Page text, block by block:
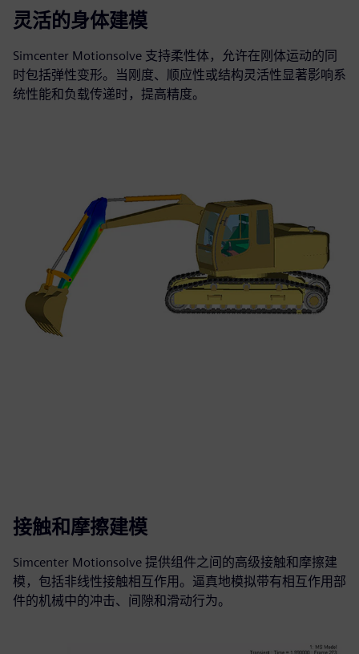
灵活的身体建模
Simcenter Motionsolve 支持柔性体，允许在刚体运动的同
时包括弹性变形。当刚度、顺应性或结构灵活性显著影响系
统性能和负载传递时，提高精度。
接触和摩擦建模
Simcenter Motionsolve 提供组件之间的高级接触和摩擦建
模，包括非线性接触相互作用。逼真地模拟带有相互作用部
件的机械中的冲击、间隙和滑动行为。